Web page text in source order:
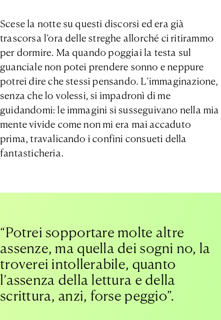
Scese la notte su questi discorsi ed era già
trascorsa l’ora delle streghe allorché ci ritirammo
per dormire. Ma quando poggiai la testa sul
guanciale non potei prendere sonno e neppure
potrei dire che stessi pensando. L’immaginazione,
senza che lo volessi, si impadronì di me
guidandomi: le immagini si susseguivano nella mia
mente vivide come non mi era mai accaduto
prima, travalicando i confini consueti della
fantasticheria.
“Potrei sopportare molte altre
assenze, ma quella dei sogni no, la
troverei intollerabile, quanto
l’assenza della lettura e della
scrittura, anzi, forse peggio”.